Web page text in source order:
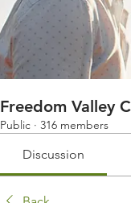
Freedom Valley
Public · 316 members
Discussion